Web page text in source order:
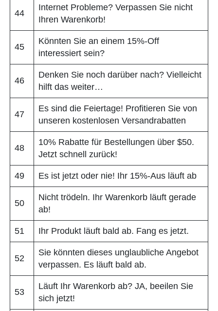
44
Internet Probleme? Verpassen Sie nicht
Ihren Warenkorb!
45
Könnten Sie an einem 15%-Off
interessiert sein?
46
Denken Sie noch darüber nach? Vielleicht
hilft das weiter…
47
Es sind die Feiertage! Profitieren Sie von
unseren kostenlosen Versandrabatten
48
10% Rabatte für Bestellungen über $50.
Jetzt schnell zurück!
49 Es ist jetzt oder nie! Ihr 15%-Aus läuft ab
50
Nicht trödeln. Ihr Warenkorb läuft gerade
ab!
51 Ihr Produkt läuft bald ab. Fang es jetzt.
52
Sie könnten dieses unglaubliche Angebot
verpassen. Es läuft bald ab.
53
Läuft Ihr Warenkorb ab? JA, beeilen Sie
sich jetzt!